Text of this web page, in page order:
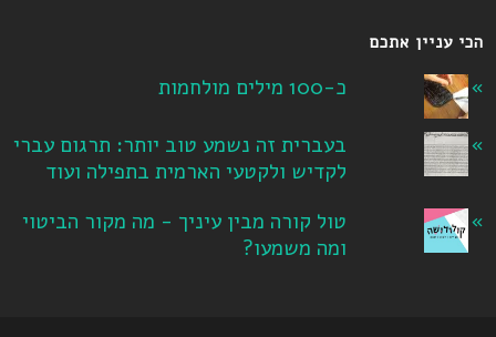
הכי עניין אתכם
כ-100 מילים מולחמות
בעברית זה נשמע טוב יותר: תרגום עברי
לקדיש ולקטעי הארמית בתפילה ועוד
טול קורה מבין עיניך - מה מקור הביטוי
ומה משמעו?